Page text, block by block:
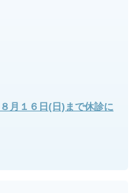
月１６日(日)まで休診に